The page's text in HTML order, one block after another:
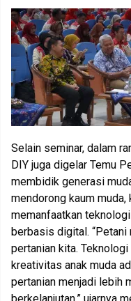
Selain seminar, dalam
DIY juga digelar Temu
membidik generasi
mendorong kaum
memanfaatkan
berbasis digital. “Petani
pertanian kita.
kreativitas anak muda
pertanian menjadi lebih
berkelanjutan,” ujarnya